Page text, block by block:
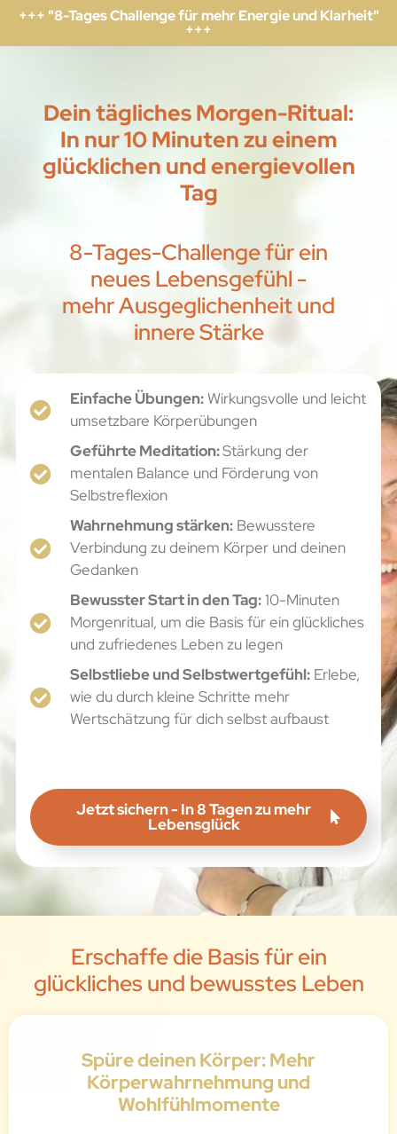
+++ "8-Tages Challenge für mehr Energie und Klarheit"
+++
Dein tägliches Morgen-Ritual:
In nur 10 Minuten zu einem
glücklichen und energievollen
Tag
8-Tages-Challenge für ein
neues Lebensgefühl -
mehr Ausgeglichenheit und
innere Stärke
Einfache Übungen:Wirkungsvolle und leicht
umsetzbare Körperübungen
Geführte Meditation:Stärkung der
mentalen Balance und Förderung von
Selbstreflexion
Wahrnehmung stärken: Bewusstere
Verbindung zu deinem Körper und deinen
Gedanken
Bewusster Start in den Tag:10-Minuten
Morgenritual, um die Basis für ein glückliches
und zufriedenes Leben zu legen
Selbstliebe und Selbstwertgefühl: Erlebe,
wie du durch kleine Schritte mehr
Wertschätzung für dich selbst aufbaust
Jetzt sichern - In 8 Tagen zu mehr
Lebensglück
Erschaffe die Basis für ein
glückliches und bewusstes Leben
Spüre deinen Körper: Mehr
Körperwahrnehmung und
Wohlfühlmomente